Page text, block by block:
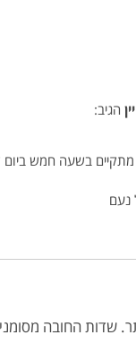
הגיב:
מתקיים בשעה חמש ביום
נעם
שדות החובה